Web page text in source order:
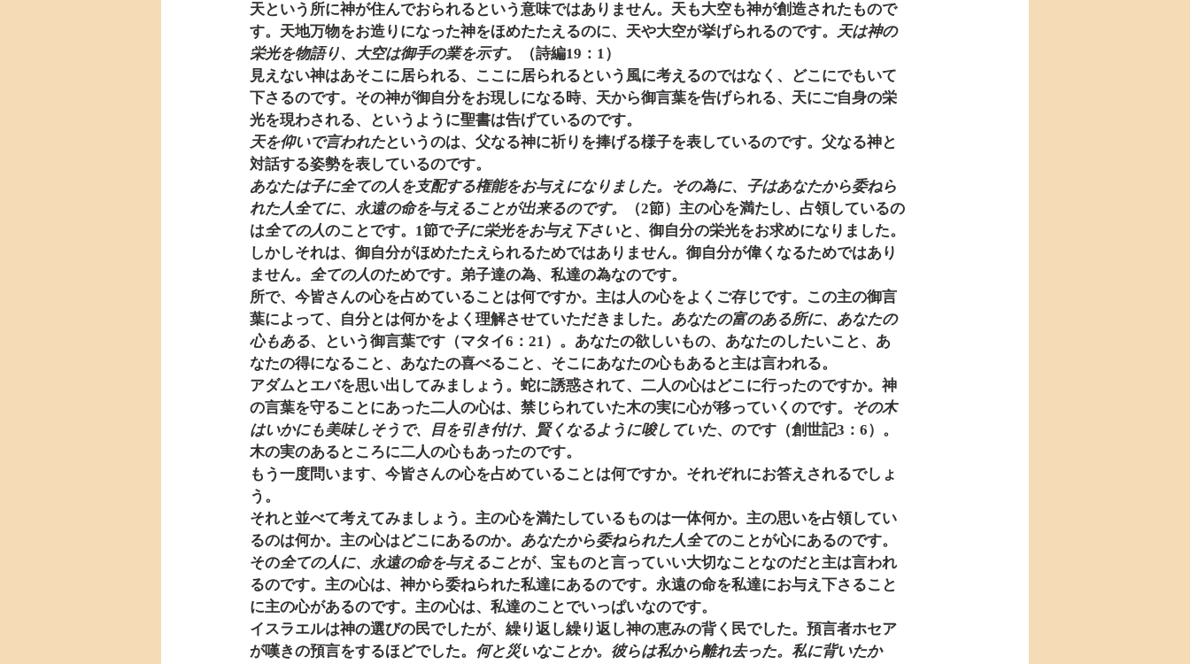
天という所に神が住んでおられるという意味ではありません。天も大空も神が創造されたもので
す。天地万物をお造りになった神をほめたたえるのに、天や大空が挙げられるのです。 天は神の
栄光を物語り、大空は御手の業を示す。（詩編19：1）
見えない神はあそこに居られる、ここに居られるという風に考えるのではなく、どこにでもいて
下さるのです。その神が御自分をお現しになる時、天から御言葉を告げられる、天にご自身の栄
光を現わされる、というように聖書は告げているのです。
天を仰いで言われたというのは、父なる神に祈りを捧げる様子を表しているのです。父なる神と
対話する姿勢を表しているのです。
あなたは子に全ての人を支配する権能をお与えになりました。その為に、子はあなたから委ねら
れた人全てに、永遠の命を与えることが出来るのです。
（2節）主の心を満たし、占領しているの
は全ての人のことです。1節で子に栄光をお与え下さいと、御自分の栄光をお求めになりました。
しかしそれは、御自分がほめたたえられるためではありません。御自分が偉くなるためではあり
ません。 全ての人のためです。弟子達の為、私達の為なのです。
所で、今皆さんの心を占めていることは何ですか。主は人の心をよくご存じです。この主の御言
葉によって、自分とは何かをよく理解させていただきました。 あなたの富のある所に、あなたの
心もある、という御言葉です（マタイ6：21）。あなたの欲しいもの、あなたのしたいこと、あ
なたの得になること、あなたの喜べること、そこにあなたの心もあると主は言われる。
アダムとエバを思い出してみましょう。蛇に誘惑されて、二人の心はどこに行ったのですか。神
の言葉を守ることにあった二人の心は、禁じられていた木の実に心が移っていくのです。
その木
はいかにも美味しそうで、目を引き付け、賢くなるように唆していた、のです（創世記3：6）。
木の実のあるところに二人の心もあったのです。
もう一度問います、今皆さんの心を占めていることは何ですか。それぞれにお答えされるでしょ
う。
それと並べて考えてみましょう。主の心を満たしているものは一体何か。主の思いを占領してい
るのは何か。主の心はどこにあるのか。 あなたから委ねられた人全てのことが心にあるのです。
その全ての人に、永遠の命を与えることが、宝ものと言っていい大切なことなのだと主は言われ
るのです。主の心は、神から委ねられた私達にあるのです。永遠の命を私達にお与え下さること
に主の心があるのです。主の心は、私達のことでいっぱいなのです。
イスラエルは神の選びの民でしたが、繰り返し繰り返し神の恵みの背く民でした。預言者ホセア
が嘆きの預言をするほどでした。 何と災いなことか。彼らは私から離れ去った。私に背いたか